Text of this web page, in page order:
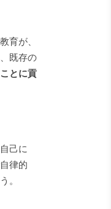
育が、
既存の
とに貢
己に
律的
。